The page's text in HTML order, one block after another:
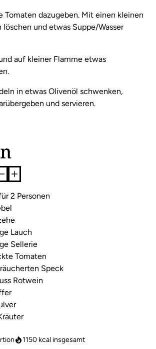
Tomaten dazugeben. Mit einen kleinen
löschen und etwas Suppe/Wasser
auf kleiner Flamme etwas
in etwas Olivenöl schwenken,
und servieren.
2 Personen
Lauch
Sellerie
Tomaten
Speck
Rotwein
1150 kcal insgesamt